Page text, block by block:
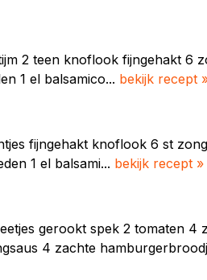
2 teen knoflook fijngehakt 6
1 el balsamico... bekijk recept
fijngehakt knoflook 6 st
1 el balsami... bekijk recept »
gerookt spek 2 tomaten 4
4 zachte